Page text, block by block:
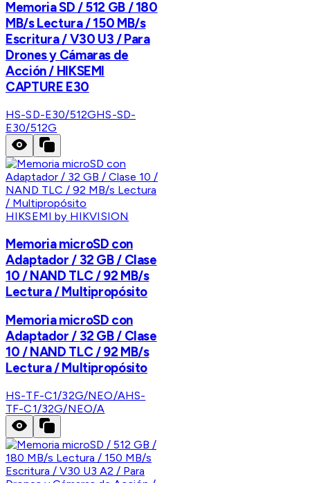
Memoria SD / 512 GB / 180
MB/s Lectura / 150 MB/s
Escritura / V30 U3 / Para
Drones y Cámaras de
Acción / HIKSEMI
CAPTURE E30
HS-SD-E30/512GHS-SD-
E30/512G
HIKSEMI by HIKVISION
Memoria microSD con
Adaptador / 32 GB / Clase
10 / NAND TLC / 92 MB/s
Lectura / Multipropósito
Memoria microSD con
Adaptador / 32 GB / Clase
10 / NAND TLC / 92 MB/s
Lectura / Multipropósito
HS-TF-C1/32G/NEO/AHS-
TF-C1/32G/NEO/A